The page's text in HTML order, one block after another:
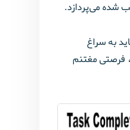
به سراغ
فرصتی مغتنم